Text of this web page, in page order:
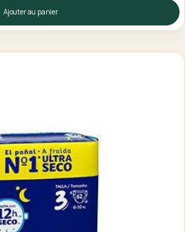
Ajouter au panier